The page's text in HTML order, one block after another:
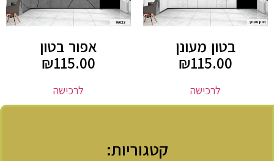
בטון מעונן
₪115.00
לרכישה
אפור בטון
₪115.00
לרכישה
קטגוריות: